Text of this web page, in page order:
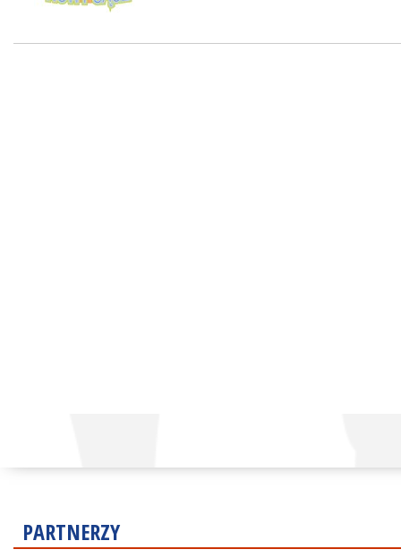
PARTNERZY